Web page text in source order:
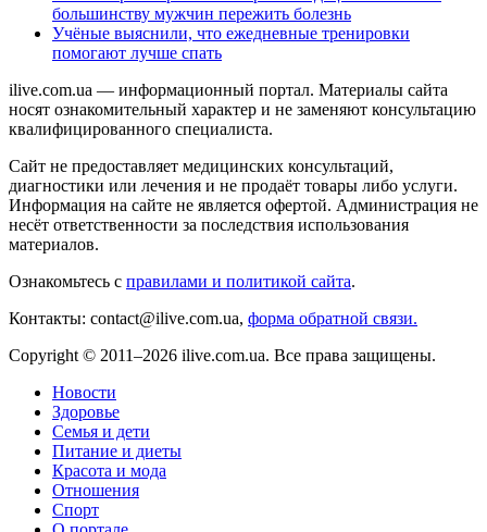
большинству мужчин пережить болезнь
Учёные выяснили, что ежедневные тренировки
помогают лучше спать
ilive.com.ua — информационный портал. Материалы сайта
носят ознакомительный характер и не заменяют консультацию
квалифицированного специалиста.
Сайт не предоставляет медицинских консультаций,
диагностики или лечения и не продаёт товары либо услуги.
Информация на сайте не является офертой. Администрация не
несёт ответственности за последствия использования
материалов.
Ознакомьтесь с правилами и политикой сайта.
Контакты: contact@ilive.com.ua, форма обратной связи.
Copyright © 2011–2026 ilive.com.ua. Все права защищены.
Новости
Здоровье
Семья и дети
Питание и диеты
Красота и мода
Отношения
Спорт